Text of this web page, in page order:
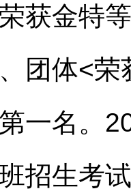
获金特
团体<
一名。
招生考